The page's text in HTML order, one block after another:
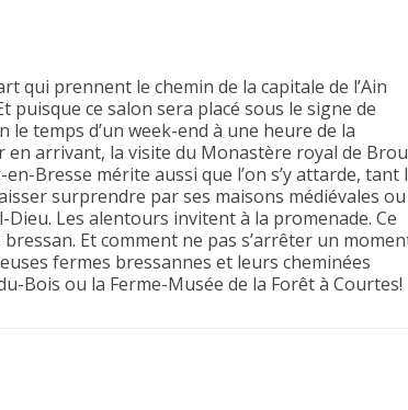
qui prennent le chemin de la capitale de l’Ain
puisque ce salon sera placé sous le signe de
temps d’un week-end à une heure de la
arrivant, la visite du Monastère royal de Brou
Bresse mérite aussi que l’on s’y attarde, tant
surprendre par ses maisons médiévales ou
Dieu. Les alentours invitent à la promenade. Ce
Et comment ne pas s’arrêter un
fermes bressannes et leurs cheminées
Bois ou la Ferme-Musée de la Forêt à Courtes!